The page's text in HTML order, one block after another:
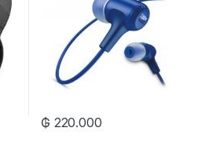
₲ 220.000